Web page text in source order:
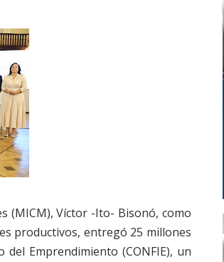
(MICM), Víctor -Ito- Bisonó, como
productivos, entregó 25 millones
Emprendimiento (CONFIE), un